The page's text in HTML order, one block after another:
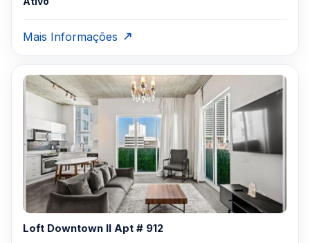
Mais Informações
Loft Downtown II Apt # 912